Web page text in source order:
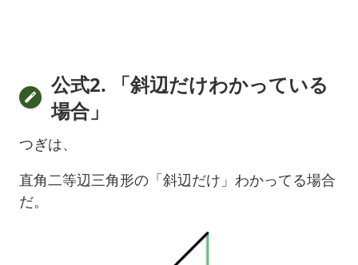
公式2. 「斜辺だけわかっている
場合」
つぎは、
直角二等辺三角形の「斜辺だけ」わかってる場合
だ。